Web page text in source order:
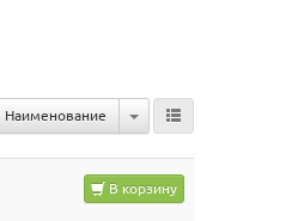
Наименование Toggle Dropdown
В корзину